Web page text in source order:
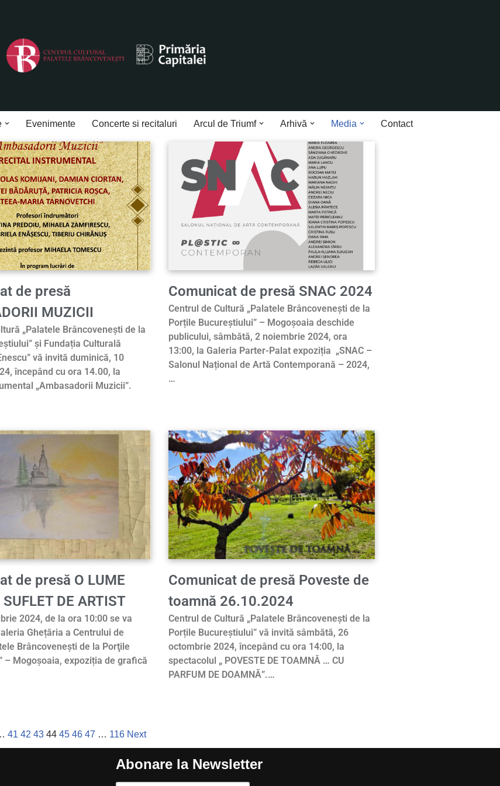
Evenimente Concerte si recitaluri Arcul de Triumf Arhivă Media Contact
de presă
MUZICII
„Palatele Brâncovenești de la
și Fundația Culturală
vă invită duminică, 10
începând cu ora 14.00, la
„Ambasadorii Muzicii”.
Comunicat de presă SNAC 2024
Centrul de Cultură „Palatele Brâncovenești de la
Porțile Bucureștiului” – Mogoșoaia deschide
publicului, sâmbătă, 2 noiembrie 2024, ora
13:00, la Galeria Parter-Palat expoziția „SNAC –
Salonul Național de Artă Contemporană – 2024,
…
de presă O LUME
DE ARTIST
2024, de la ora 10:00 se va
Ghețăria a Centrului de
Brâncoveneşti de la Porţile
– Mogoșoaia, expoziția de grafică
Comunicat de presă Poveste de
toamnă 26.10.2024
Centrul de Cultură „Palatele Brâncovenești de la
Porțile Bucureștiului” vă invită sâmbătă, 26
octombrie 2024, începând cu ora 14:00, la
spectacolul „ POVESTE DE TOAMNĂ … CU
PARFUM DE DOAMNĂ”.…
41 42 43 44 45 46 47 … 116 Next
Abonare la Newsletter